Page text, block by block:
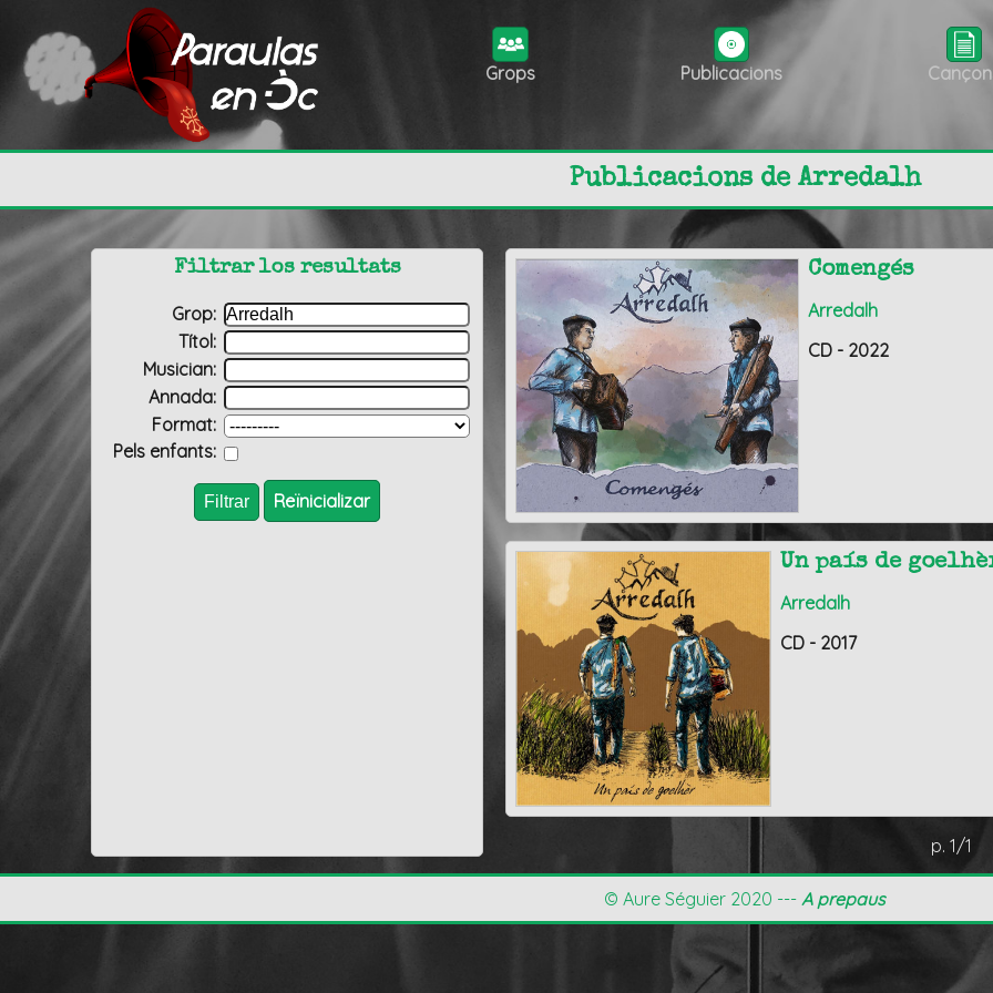
Grops Publicacions
Publicacions de Arredalh
Comengés
Arredalh
CD - 2022
Un país de
Arredalh
CD - 2017
p. 1/1
Filtrar los resultats
Grop:
Títol:
Musician:
Annada:
Format:
Pels enfants:
Reïnicializar
© Aure Séguier 2020 --- A prepaus